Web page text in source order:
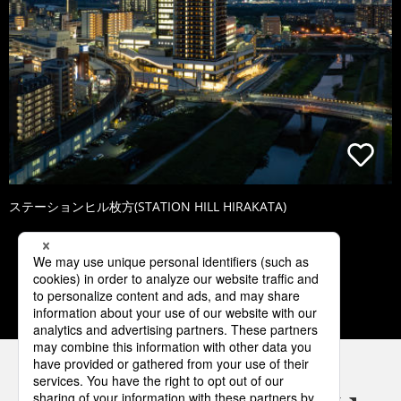
ステーションヒル枚方(STATION HILL HIRAKATA)
1 2 3 4 5
パナソニックの電気設備 SNSアカウント